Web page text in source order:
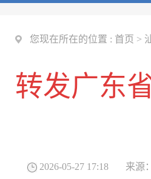
您现在所在的位置 : 首页 >
转发广东
2026-05-27 17:18 来源